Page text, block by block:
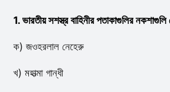
1. ভারতীয় সশস্ত্র বাহিনীর পতাকাগুলির
ক) জওহরলাল নেহেরু
খ) মহাত্মা গান্ধী